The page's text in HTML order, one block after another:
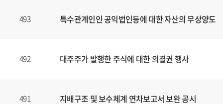
493 특수관계인인 공익법인등에 대한 자산의 무상양도
492 대주주가 발행한 주식에 대한 의결권 행사
491 지배구조 및 보수체계 연차보고서 보완 공시